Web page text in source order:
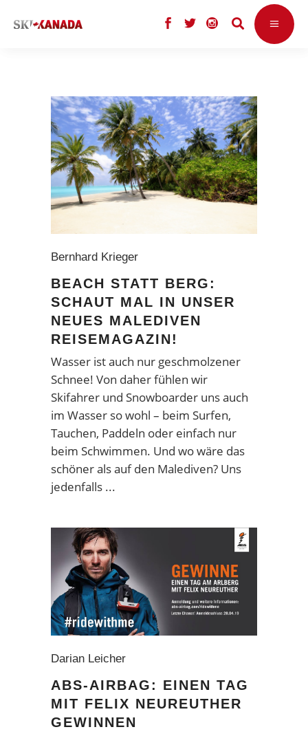
Bernhard Krieger
BEACH STATT BERG:
SCHAUT MAL IN UNSER
NEUES MALEDIVEN
REISEMAGAZIN!
Wasser ist auch nur geschmolzener
Schnee! Von daher fühlen wir
Skifahrer und Snowboarder uns auch
im Wasser so wohl – beim Surfen,
Tauchen, Paddeln oder einfach nur
beim Schwimmen. Und wo wäre das
schöner als auf den Malediven? Uns
jedenfalls
Darian Leicher
ABS-AIRBAG: EINEN TAG
MIT FELIX NEUREUTHER
GEWINNEN